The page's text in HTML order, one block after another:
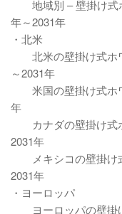
地域別 – 壁掛け式
年～2031年
・北米
北米の壁掛け式ホ
～2031年
米国の壁掛け式ホ
年
カナダの壁掛け式
2031年
メキシコの壁掛け
2031年
・ヨーロッパ
ヨーロッパの壁掛け